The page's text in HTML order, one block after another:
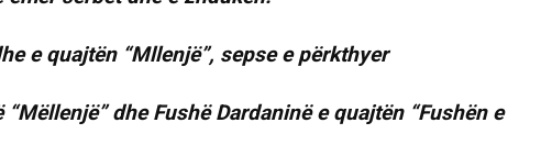
e quajtën “Mllenjë”, sepse e përkthyer
dhe Fushë Dardaninë e quajtën “Fushën e